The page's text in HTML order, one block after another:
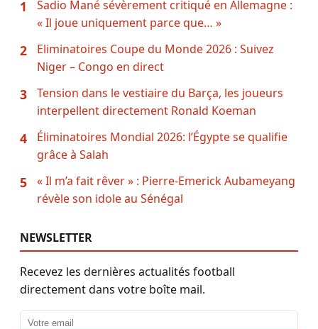
1
Sadio Mané sévèrement critiqué en Allemagne :
« Il joue uniquement parce que… »
2
Eliminatoires Coupe du Monde 2026 : Suivez
Niger – Congo en direct
3
Tension dans le vestiaire du Barça, les joueurs
interpellent directement Ronald Koeman
4
Éliminatoires Mondial 2026: l’Égypte se qualifie
grâce à Salah
5
« Il m’a fait rêver » : Pierre-Emerick Aubameyang
révèle son idole au Sénégal
NEWSLETTER
Recevez les dernières actualités football
directement dans votre boîte mail.
Adresse email